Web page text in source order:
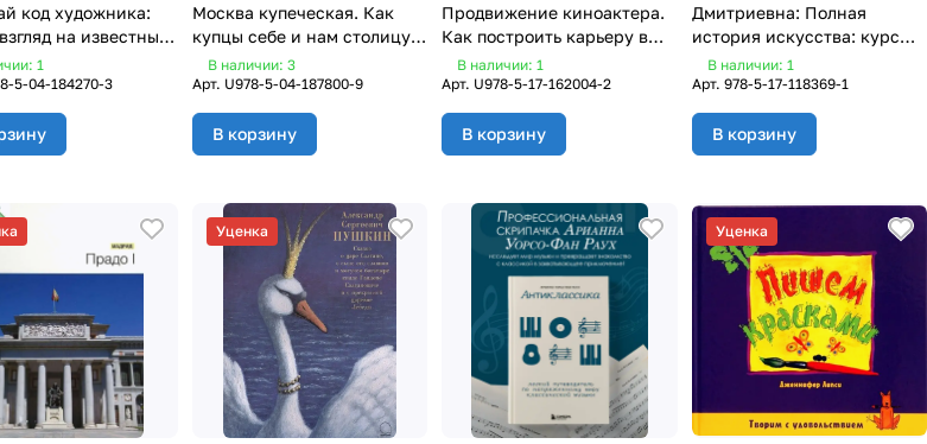
код художника:
на известные
1
5-04-184270-3
Москва купеческая. Как
купцы себе и нам столицу
построили
В наличии: 3
Арт. U978-5-04-187800-9
В корзину
Продвижение киноактера.
Как построить карьеру в
кино и не сойти с ума
В наличии: 1
Арт. U978-5-17-162004-2
В корзину
Дмитриевна: Полная
история искусства: курс
лекций
В наличии: 1
Арт. 978-5-17-118369-1
В корзину
Уценка Уценка